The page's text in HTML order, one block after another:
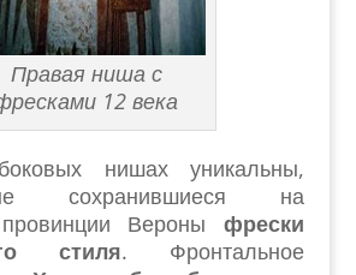
Правая ниша с
12 века
нишах уникальны,
сохранившиеся на
провинции Вероныфрески
стиля. Фронтальное